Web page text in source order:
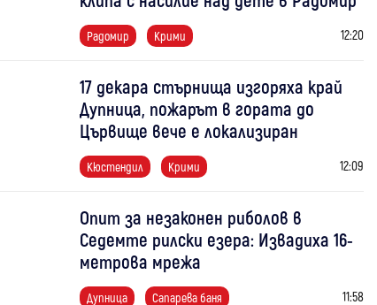
Радомир Крими 12:20
17 декара стърнища изгоряха край
Дупница, пожарът в гората до
Цървище вече е локализиран
Кюстендил Крими 12:09
Опит за незаконен риболов в
Седемте рилски езера: Извадиха 16-
метрова мрежа
Дупница Сапарева баня 11:58